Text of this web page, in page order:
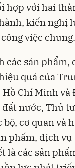
hợp với hai
kiến nghị
việc chung.
các sản
quả của
Chí Minh và
nước, Thủ
bộ, cơ quan và
phẩm, dịch
là các sản